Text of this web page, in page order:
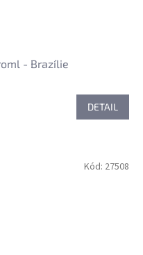
- Brazílie
DETAIL
Kód: 27508